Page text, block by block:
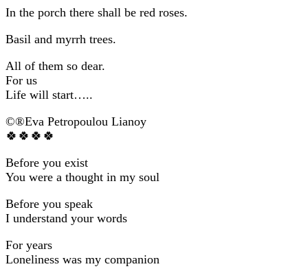
In the porch there shall be red roses.
Basil and myrrh trees.
All of them so dear.
For us
Life will start…..
©®Eva Petropoulou Lianoy
🍀🍀🍀🍀
Before you exist
You were a thought in my soul
Before you speak
I understand your words
For years
Loneliness was my companion